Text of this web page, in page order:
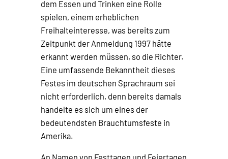
dem Essen und Trinken eine Rolle
spielen, einem erheblichen
Freihalteinteresse, was bereits zum
Zeitpunkt der Anmeldung 1997 hätte
erkannt werden müssen, so die Richter.
Eine umfassende Bekanntheit dieses
Festes im deutschen Sprachraum sei
nicht erforderlich, denn bereits damals
handelte es sich um eines der
bedeutendsten Brauchtumsfeste in
Amerika.